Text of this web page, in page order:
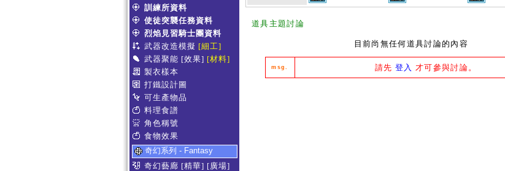
訓練所資料
使徒突襲任務資料
烈焰見習騎士團資料
武器改造模擬 [細工]
武器聚能 [效果] [材料]
製衣樣本
打鐵設計圖
可生產物品
料理食譜
角色稱號
食物效果
奇幻系列 - Fantasy
奇幻藝廊 [精華] [廣場]
道具主題討論
目前尚無任何道具討論的內容
msg. 請先 登入 才可參與討論。